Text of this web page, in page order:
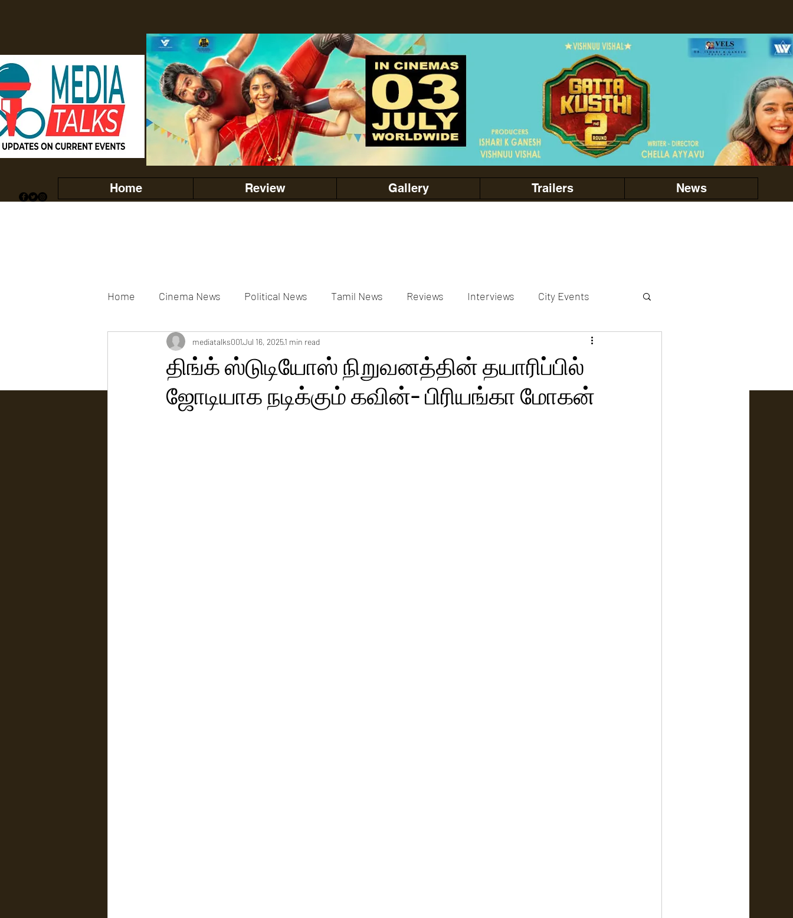
Home Review Gallery Trailers News
Home Cinema News Political News Tamil News Reviews Interviews City Events
Movies Gallery Actress Gallery Events Gallery actors gallery
Tv news
திங்க் ஸ்டுடியோஸ் நிறுவனத்தின் தயாரிப்பில்
ஜோடியாக நடிக்கும் கவின்- பிரியங்கா மோகன்
mediatalks001Jul 16, 20251 min read